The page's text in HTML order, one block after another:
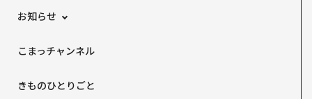
お知らせ
こまっチャンネル
きものひとりごと